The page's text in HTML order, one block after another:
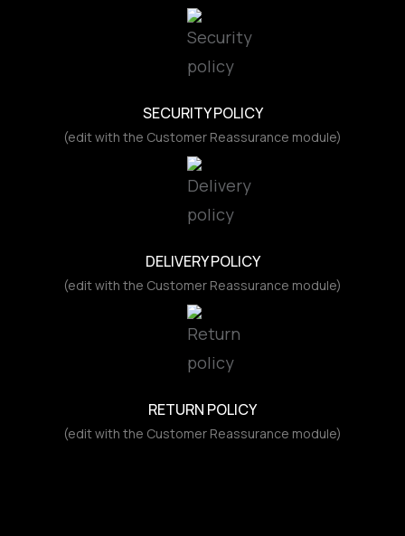
SECURITY POLICY
(edit with the Customer Reassurance module)
DELIVERY POLICY
(edit with the Customer Reassurance module)
RETURN POLICY
(edit with the Customer Reassurance module)